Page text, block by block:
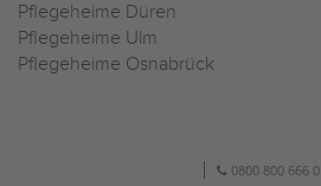
Pflegeheime Düren
Pflegeheime Ulm
Pflegeheime Osnabrück
0800 800 666 0